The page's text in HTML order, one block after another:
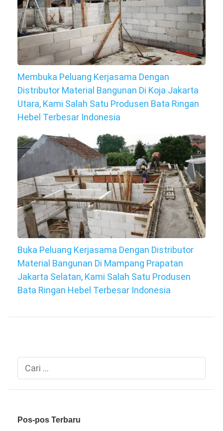
Membuka Peluang Kerjasama Dengan
Distributor Material Bangunan Di Koja Jakarta
Utara, Kami Salah Satu Produsen Bata Ringan
Hebel Terbesar Indonesia
Buka Peluang Kerjasama Dengan Distributor
Material Bangunan Di Mampang Prapatan
Jakarta Selatan, Kami Salah Satu Produsen
Bata Ringan Hebel Terbesar Indonesia
Cari
untuk:
Pos-pos Terbaru